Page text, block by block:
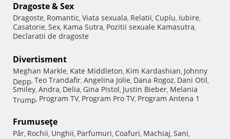
Dragoste & Sex
Dragoste, Romantic, Viata sexuala, Relatii, Cuplu, Iubire,
Casatorie, Sex, Kama Sutra, Pozitii sexuale Kamasutra,
Declaratii de dragoste
Divertisment
Meghan Markle, Kate Middleton, Kim Kardashian, Johnny
Depp, Teo Trandafir, Angelina Jolie, Dana Rogoz, Dani Otil,
Smiley, Andra, Delia, Gina Pistol, Justin Bieber, Melania
Trump, Program TV, Program Pro TV, Program Antena 1
Frumuseţe
Păr, Rochii, Unghii, Parfumuri, Coafuri, Machiaj, Sani,